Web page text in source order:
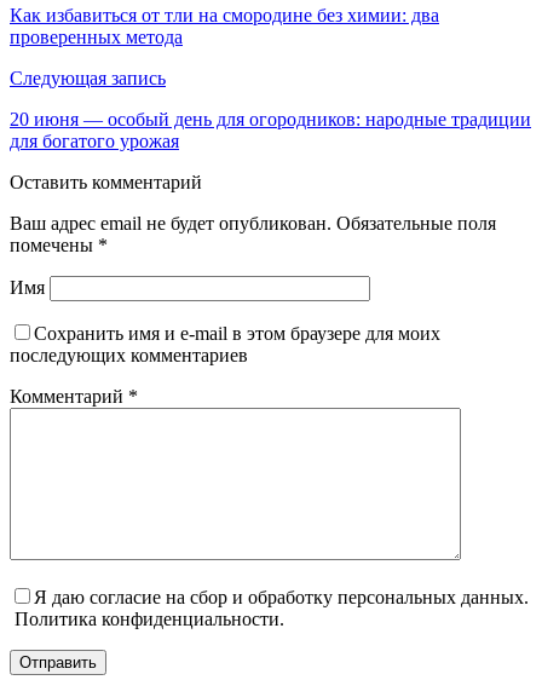
Как избавиться от тли на смородине без химии: два
проверенных метода
Следующая запись
20 июня — особый день для огородников: народные традиции
для богатого урожая
Оставить комментарий
Ваш адрес email не будет опубликован. Обязательные поля
помечены *
Имя
Сохранить имя и e-mail в этом браузере для моих
последующих комментариев
Комментарий *
Я даю согласие на сбор и обработку персональных данных.
Политика конфиденциальности.
Отправить